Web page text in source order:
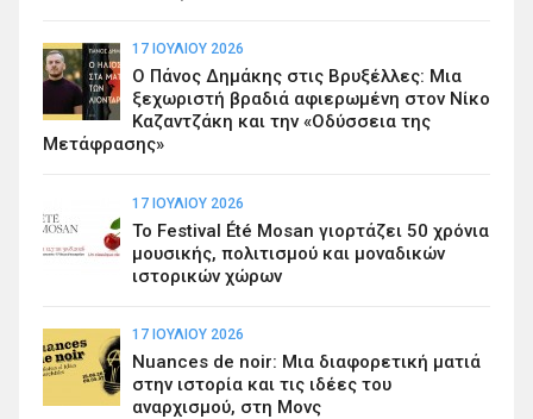
17 ΙΟΥΛΊΟΥ 2026
Ο Πάνος Δημάκης στις Βρυξέλλες: Μια
ξεχωριστή βραδιά αφιερωμένη στον Νίκο
Καζαντζάκη και την «Οδύσσεια της
Μετάφρασης»
17 ΙΟΥΛΊΟΥ 2026
Το Festival Été Mosan γιορτάζει 50 χρόνια
μουσικής, πολιτισμού και μοναδικών
ιστορικών χώρων
17 ΙΟΥΛΊΟΥ 2026
Nuances de noir: Μια διαφορετική ματιά
στην ιστορία και τις ιδέες του
αναρχισμού, στη Μονς